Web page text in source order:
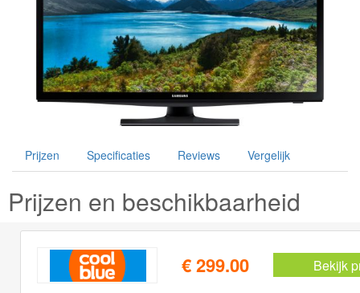
Prijzen Specificaties Reviews Vergelijk
Prijzen en beschikbaarheid
€ 299.00 Bekijk